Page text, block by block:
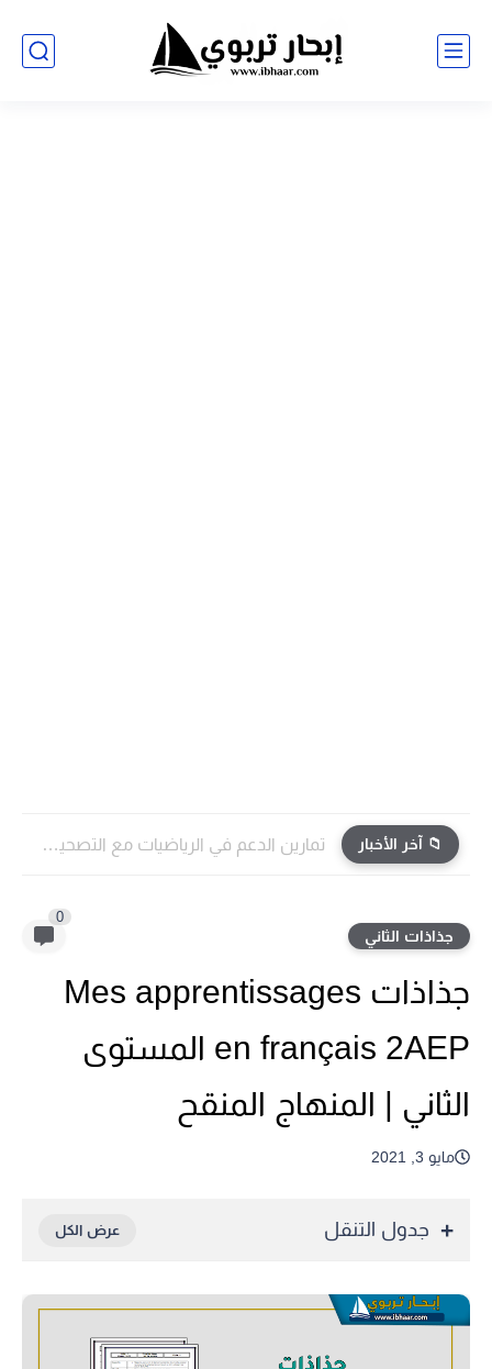
📁 آخر الأخبار تمارين الدعم في الرياضيات مع التصحيح | جميع الوحدات...
جذاذات الثاني
0
جذاذات Mes apprentissages
en français 2AEP المستوى
الثاني | المنهاج المنقح
مايو 3, 2021
جدول التنقل